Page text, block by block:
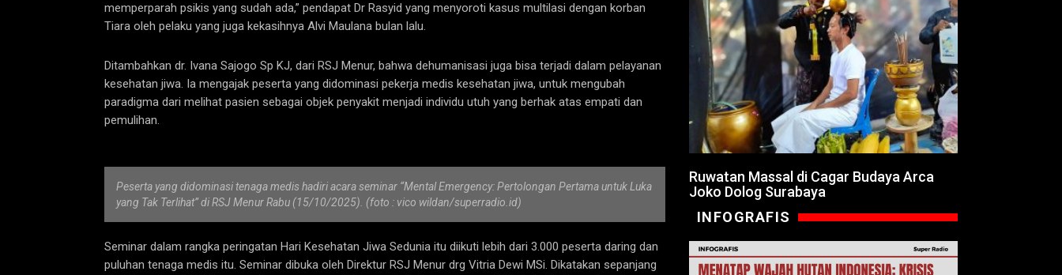
memperparah psikis yang sudah ada,” pendapat Dr Rasyid yang menyoroti kasus multilasi dengan korban
Tiara oleh pelaku yang juga kekasihnya Alvi Maulana bulan lalu.
Ditambahkan dr. Ivana Sajogo Sp KJ, dari RSJ Menur, bahwa dehumanisasi juga bisa terjadi dalam pelayanan
kesehatan jiwa. Ia mengajak peserta yang didominasi pekerja medis kesehatan jiwa, untuk mengubah
paradigma dari melihat pasien sebagai objek penyakit menjadi individu utuh yang berhak atas empati dan
pemulihan.
Peserta yang didominasi tenaga medis hadiri acara seminar “Mental Emergency: Pertolongan Pertama untuk Luka
yang Tak Terlihat” di RSJ Menur Rabu (15/10/2025). (foto : vico wildan/superradio.id)
Seminar dalam rangka peringatan Hari Kesehatan Jiwa Sedunia itu diikuti lebih dari 3.000 peserta daring dan
puluhan tenaga medis itu. Seminar dibuka oleh Direktur RSJ Menur drg Vitria Dewi MSi. Dikatakan sepanjang
Ruwatan Massal di Cagar Budaya Arca
Joko Dolog Surabaya
INFOGRAFIS